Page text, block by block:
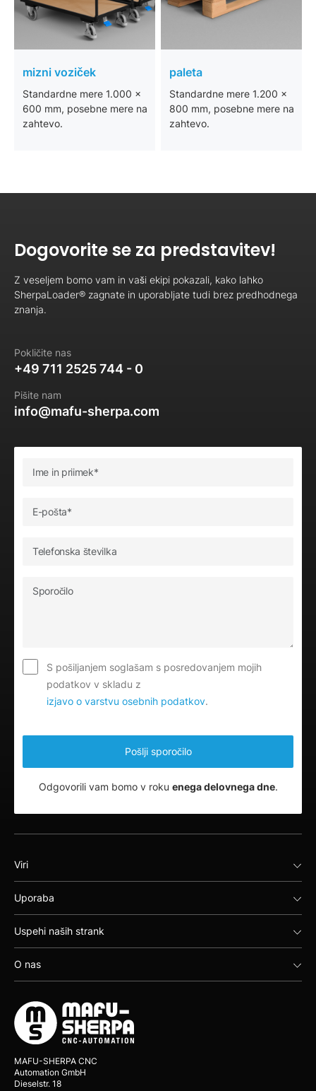
mizni voziček
Standardne mere 1.000 x
600 mm, posebne mere na
zahtevo.
paleta
Standardne mere 1.200 x
800 mm, posebne mere na
zahtevo.
Dogovorite se za predstavitev!
Z veseljem bomo vam in vaši ekipi pokazali, kako lahko
SherpaLoader® zagnate in uporabljate tudi brez predhodnega
znanja.
Pokličite nas
+49 711 2525 744 - 0
Pišite nam
info@mafu-sherpa.com
S pošiljanjem soglašam s posredovanjem mojih
podatkov v skladu z
izjavo o varstvu osebnih podatkov.
Odgovorili vam bomo v roku enega delovnega dne.
Viri
Uporaba
Uspehi naših strank
O nas
MAFU-SHERPA CNC
Automation GmbH
Dieselstr. 18